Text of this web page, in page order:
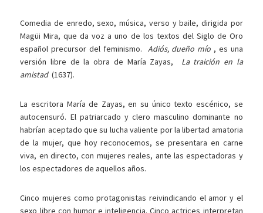
Comedia de enredo, sexo, música, verso y baile, dirigida por
Magüi Mira, que da voz a uno de los textos del Siglo de Oro
español precursor del feminismo. Adiós, dueño mío , es una
versión libre de la obra de María Zayas, La traición en la
amistad (1637).
La escritora María de Zayas, en su único texto escénico, se
autocensuró. El patriarcado y clero masculino dominante no
habrían aceptado que su lucha valiente por la libertad amatoria
de la mujer, que hoy reconocemos, se presentara en carne
viva, en directo, con mujeres reales, ante las espectadoras y
los espectadores de aquellos años.
Cinco mujeres como protagonistas reivindicando el amor y el
sexo libre con humor e inteligencia. Cinco actrices interpretan